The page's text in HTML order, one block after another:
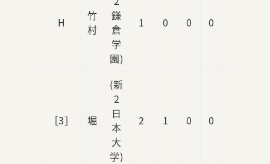
H
竹
村
鎌
倉
学
園)
1 0 0 0
［3］ 堀
(新
2
日
本
大
学)
2 1 0 0